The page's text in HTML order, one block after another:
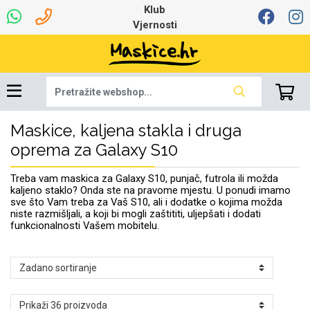
Klub
Vjernosti
Maskice, kaljena stakla i druga
oprema za Galaxy S10
Treba vam maskica za Galaxy S10, punjač, futrola ili možda
kaljeno staklo? Onda ste na pravome mjestu. U ponudi imamo
sve što Vam treba za Vaš S10, ali i dodatke o kojima možda
niste razmišljali, a koji bi mogli zaštititi, uljepšati i dodati
funkcionalnosti Vašem mobitelu.
Dinamo maskice za
mobitel
Robotski usisavači Stolne lampe
Najprodavanije -
TOP 100
Šarene maskice
Ljetna kolekcija Proljetna kolekcija
Univerzalna oprema
za tablet
7.0 - 8.0 inča 8.0 - 9.0 inča
Oprema za Lenovo
tablet
Apple Samsung
Igračke i ostalo
Selfie Stick Držači za auto
Punjači Bežični punjači
Mikrofoni Bluetooth slušalice
Pametni Satovi
Memorije i
memorijske kartice
Oprema za Smart
Watch
Auto Kamere
Podloga za miš Tipkovnice i miševi
mikrofoni
Punjači za laptope
Hladnjaci za laptop
Ruksaci i torbice Razno